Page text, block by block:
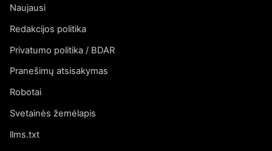
Naujausi
Redakcijos politika
Privatumo politika / BDAR
Pranešimų atsisakymas
Robotai
Svetainės žemėlapis
llms.txt